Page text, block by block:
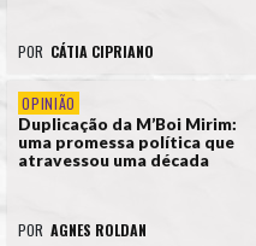
POR CÁTIA CIPRIANO
OPINIÃO
Duplicação da M’Boi Mirim:
uma promessa política que
atravessou uma década
POR AGNES ROLDAN